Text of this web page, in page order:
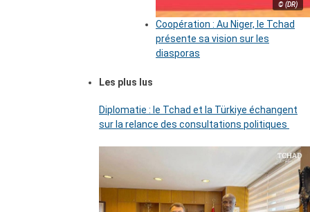
© (DR)
Coopération : Au Niger, le Tchad
présente sa vision sur les
diasporas
Les plus lus
Diplomatie : le Tchad et la Türkiye échangent
sur la relance des consultations politiques